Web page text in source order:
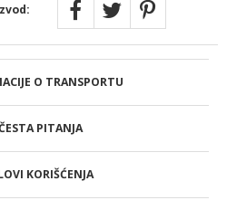
O TRANSPORTU
PITANJA
KORIŠĆENJA